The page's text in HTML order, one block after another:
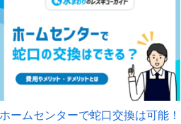
ホームセンターで蛇口交換は可能！